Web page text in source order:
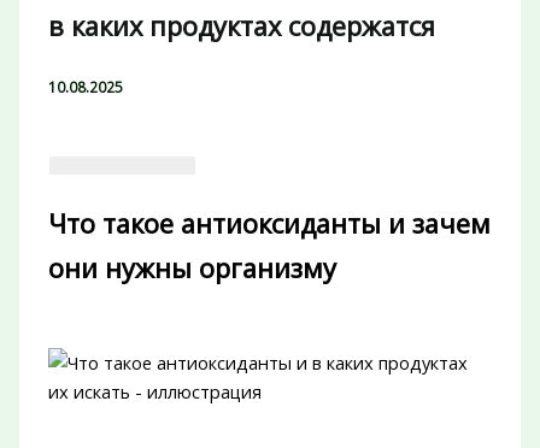
в каких продуктах содержатся
10.08.2025
Что такое антиоксиданты и зачем
они нужны организму